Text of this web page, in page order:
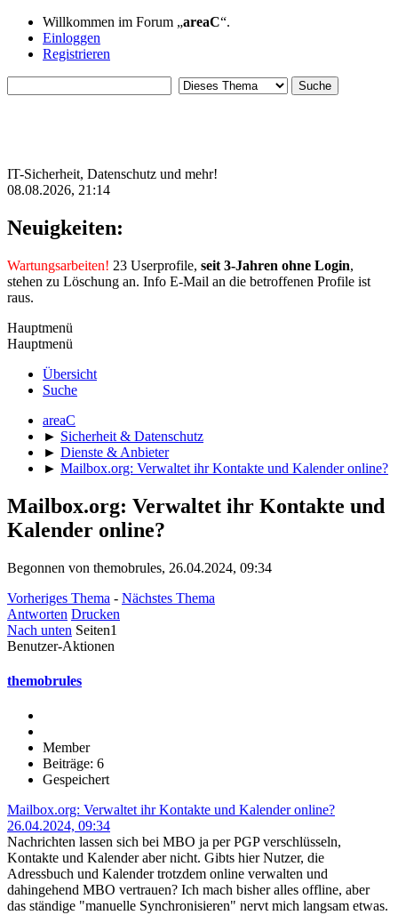
Willkommen im Forum „areaC“.
Einloggen
Registrieren
IT-Sicherheit, Datenschutz und mehr!
08.08.2026, 21:14
Neuigkeiten:
Wartungsarbeiten! 23 Userprofile, seit 3-Jahren ohne Login,
stehen zu Löschung an. Info E-Mail an die betroffenen Profile ist
raus.
Hauptmenü
Hauptmenü
Übersicht
Suche
areaC
► Sicherheit & Datenschutz
► Dienste & Anbieter
► Mailbox.org: Verwaltet ihr Kontakte und Kalender online?
Mailbox.org: Verwaltet ihr Kontakte und
Kalender online?
Begonnen von themobrules, 26.04.2024, 09:34
Vorheriges Thema - Nächstes Thema
Antworten Drucken
Nach unten Seiten1
Benutzer-Aktionen
themobrules
Member
Beiträge: 6
Gespeichert
Mailbox.org: Verwaltet ihr Kontakte und Kalender online?
26.04.2024, 09:34
Nachrichten lassen sich bei MBO ja per PGP verschlüsseln,
Kontakte und Kalender aber nicht. Gibts hier Nutzer, die
Adressbuch und Kalender trotzdem online verwalten und
dahingehend MBO vertrauen? Ich mach bisher alles offline, aber
das ständige "manuelle Synchronisieren" nervt mich langsam etwas.